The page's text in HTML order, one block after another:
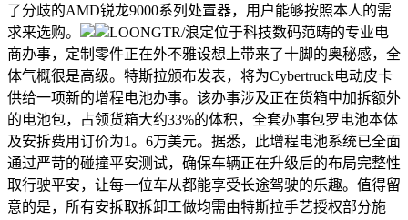
了分歧的AMD锐龙9000系列处置器，用户能够按照本人的需
求来选购。
LOONGTR/浪定位于科技数码范畴的专业电
商办事，定制零件正在外不雅设想上带来了十脚的奥秘感，全
体气概很是高级。特斯拉颁布发表，将为Cybertruck电动皮卡
供给一项新的增程电池办事。该办事涉及正在货箱中加拆额外
的电池包，占领货箱大约33%的体积，全套办事包罗电池本体
及安拆费用订价为1。6万美元。据悉，此增程电池系统已全面
通过严苛的碰撞平安测试，确保车辆正在升级后的布局完整性
取行驶平安，让每一位车从都能享受长途驾驶的乐趣。值得留
意的是，所有安拆取拆卸工做均需由特斯拉手艺授权部分施